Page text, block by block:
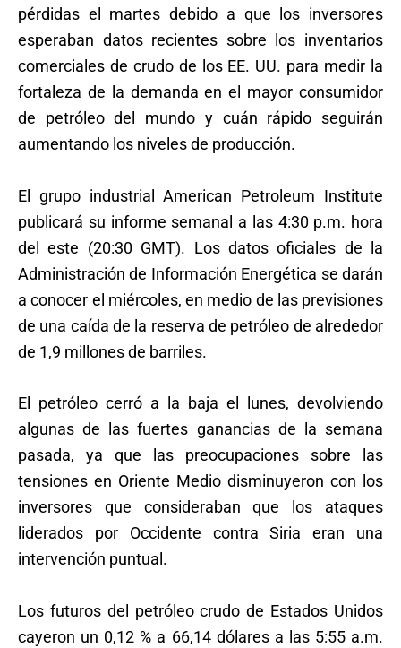
pérdidas el martes debido a que los inversores
esperaban datos recientes sobre los inventarios
comerciales de crudo de los EE. UU. para medir la
fortaleza de la demanda en el mayor consumidor
de petróleo del mundo y cuán rápido seguirán
aumentando los niveles de producción.
El grupo industrial American Petroleum Institute
publicará su informe semanal a las 4:30 p.m. hora
del este (20:30 GMT). Los datos oficiales de la
Administración de Información Energética se darán
a conocer el miércoles, en medio de las previsiones
de una caída de la reserva de petróleo de alrededor
de 1,9 millones de barriles.
El petróleo cerró a la baja el lunes, devolviendo
algunas de las fuertes ganancias de la semana
pasada, ya que las preocupaciones sobre las
tensiones en Oriente Medio disminuyeron con los
inversores que consideraban que los ataques
liderados por Occidente contra Siria eran una
intervención puntual.
Los futuros del petróleo crudo de Estados Unidos
cayeron un 0,12 % a 66,14 dólares a las 5:55 a.m.